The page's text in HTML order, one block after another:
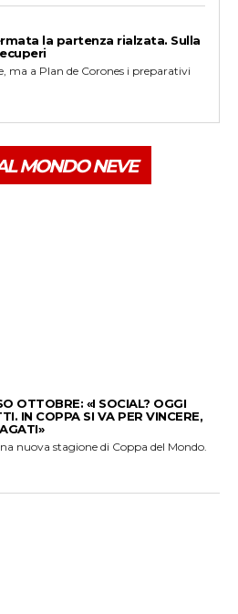
la partenza rialzata. Sulla
ma a Plan de Corones i preparativi
MONDO NEVE
OTTOBRE: «I SOCIAL? OGGI
IN COPPA SI VA PER VINCERE,
nuova stagione di Coppa del Mondo.